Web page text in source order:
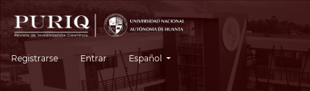
Registrarse Entrar Cambiar el idioma. El idioma actual es:
Español